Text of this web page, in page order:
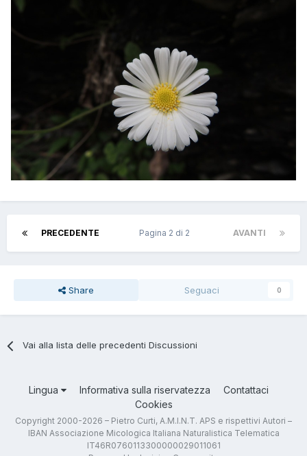
PRECEDENTE AVANTI
Pagina 2 di 2
Share Seguaci 0
Vai alla lista delle precedenti Discussioni
Lingua Informativa sulla riservatezza
Contattaci
Cookies
Copyright 2000-2026 – Pietro Curti, A.M.I.N.T. APS e rispettivi Autori –
IBAN Associazione Micologica Italiana Naturalistica Telematica
IT46R0760113300000029011061